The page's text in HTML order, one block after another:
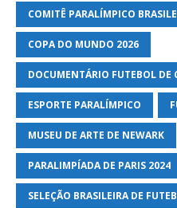
COMITÊ PARALÍMPICO
COPA DO MUNDO 2026
DOCUMENTÁRIO FUTEBOL DE
ESPORTE PARALÍMPICO
MUSEU DE ARTE DE NEWARK
PARALIMPÍADA DE PARIS 2024
SELEÇÃO BRASILEIRA DE